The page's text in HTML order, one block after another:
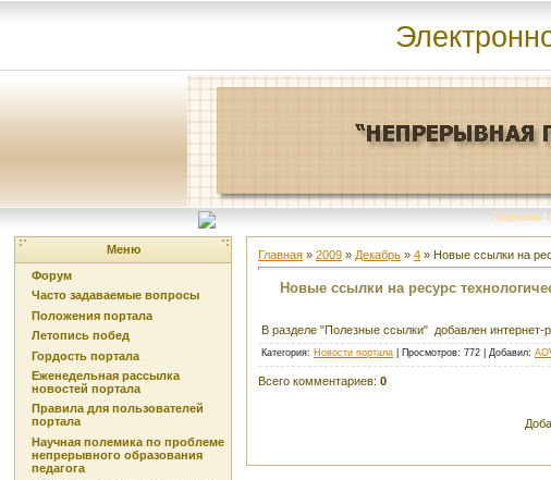
Главная |
Меню
Форум
Часто задаваемые вопросы
Положения портала
Летопись побед
Гордость портала
Еженедельная рассылка
новостей портала
Правила для пользователей
портала
Научная полемика по проблеме
непрерывного образования
педагога
Главная » 2009 » Декабрь » 4 » Новые ссылки на
Новые ссылки на ресурс
В разделе "Полезные ссылки" добавлен интернет-
Категория: Новости портала Просмотров: 772 | Добавил:
Всего комментариев: 0